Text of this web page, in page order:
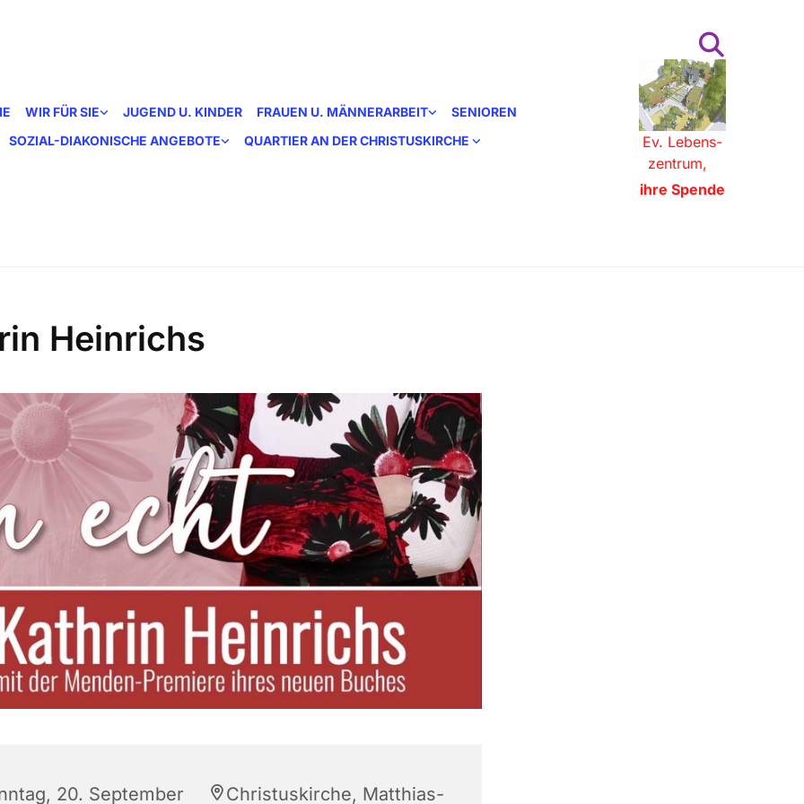
WIR FÜR SIE JUGEND U. KINDER FRAUEN U. MÄNNERARBEIT
SENIOREN
SOZIAL-DIAKONISCHE ANGEBOTE
QUARTIER AN DER CHRISTUSKIRCHE
Ev. Lebens-
zentrum,
ihre Spende
Heinrichs
20. September Christuskirche, Matthias-